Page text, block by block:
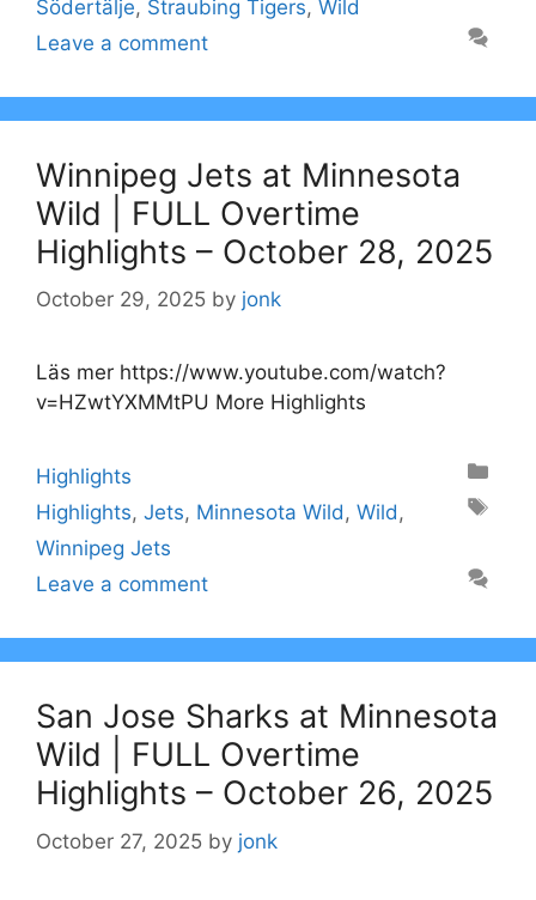
Södertälje, Straubing Tigers, Wild
Leave a comment
Winnipeg Jets at Minnesota
Wild | FULL Overtime
Highlights – October 28, 2025
October 29, 2025 by jonk
Läs mer https://www.youtube.com/watch?
v=HZwtYXMMtPU More Highlights
Categories
Highlights
Tags
Highlights, Jets, Minnesota Wild, Wild,
Winnipeg Jets
Leave a comment
San Jose Sharks at Minnesota
Wild | FULL Overtime
Highlights – October 26, 2025
October 27, 2025 by jonk